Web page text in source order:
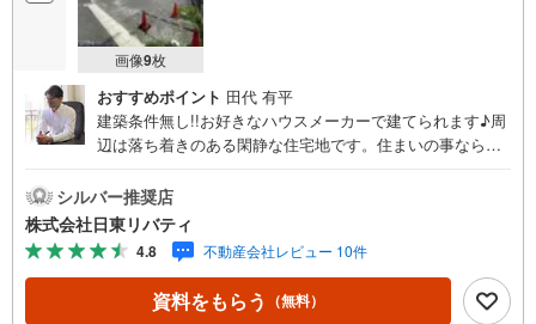
画像9枚
おすすめポイント 田代 有平
建築条件無し!!お好きなハウスメーカーで建てられます♪周
辺は落ち着きのある閑静な住宅地です。住まいの事ならマ
に載っていない物件もご紹介できます。広島市内はもちろ
ん廿日市から呉・東広島まで6000物件の豊富な情報量!!
「実際に自分自身が住む家を見て納得して買いたい」広告
では分かり難い物件の長所や短所を現地でご確認できま
す。お気軽にお問い合わせ下さい。TV電話やLINE等でオン
ライン案内も可能です。お気軽にお申し付け下さい。「住
シルバー推奨店
株式会社日東リバティ
4.8 不動産会社レビュー 10件
資料をもらう （無料）